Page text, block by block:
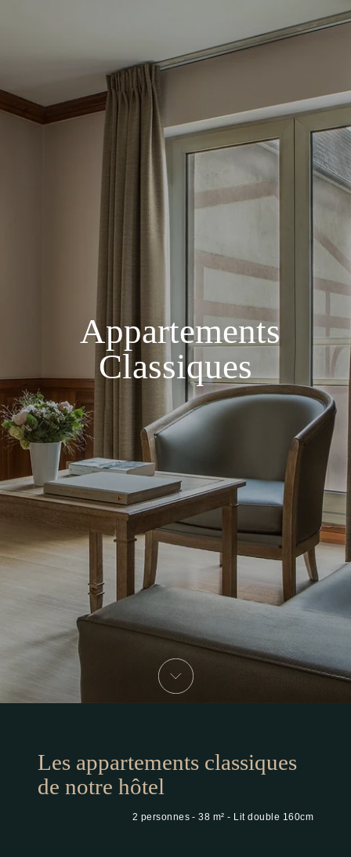
Appartements
Classiques
Les appartements classiques
de notre hôtel
2 personnes 38 m² Lit double 160cm